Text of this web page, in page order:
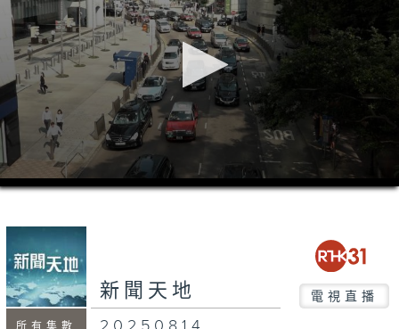
0
seconds
minutes,
seconds
所有集數
新聞天地 電視直播